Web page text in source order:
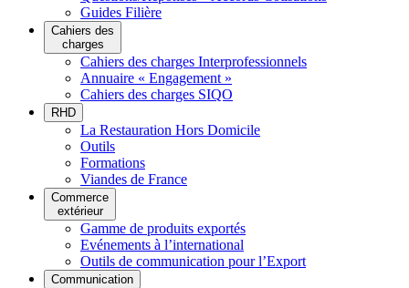
Guides Filière
Cahiers des
charges
Cahiers des charges Interprofessionnels
Annuaire « Engagement »
Cahiers des charges SIQO
RHD
La Restauration Hors Domicile
Outils
Formations
Viandes de France
Commerce
extérieur
Gamme de produits exportés
Evénements à l’international
Outils de communication pour l’Export
Communication